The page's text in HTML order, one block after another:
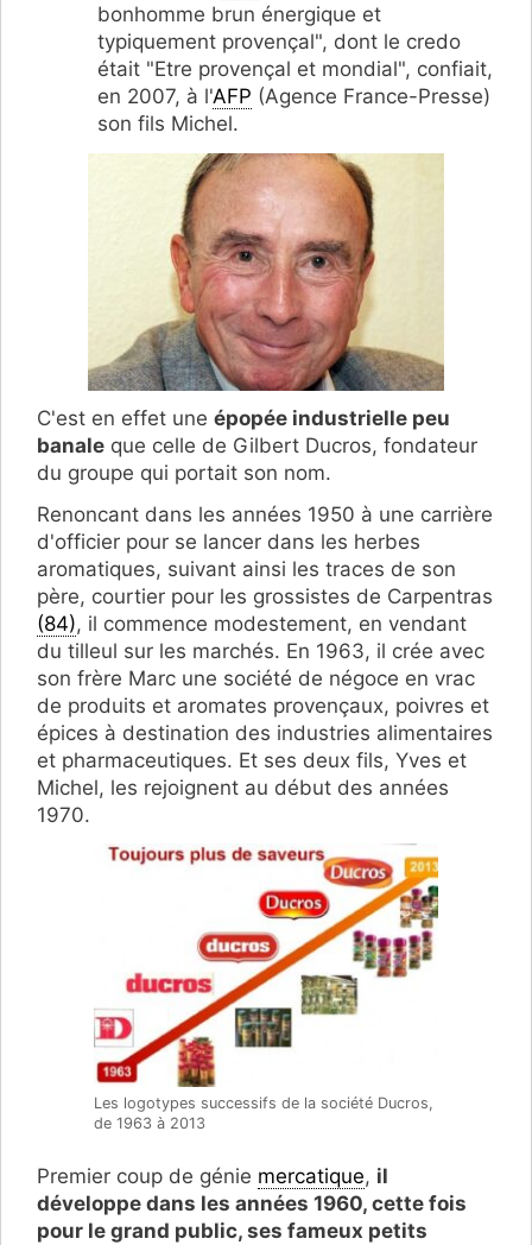
bonhomme brun énergique et
typiquement provençal", dont le credo
était "Etre provençal et mondial", confiait,
en 2007, à l'AFP (Agence France-Presse)
son fils Michel.
C'est en effet une épopée industrielle peu
banale que celle de Gilbert Ducros, fondateur
du groupe qui portait son nom.
Renoncant dans les années 1950 à une carrière
d'officier pour se lancer dans les herbes
aromatiques, suivant ainsi les traces de son
père, courtier pour les grossistes de Carpentras
(84), il commence modestement, en vendant
du tilleul sur les marchés. En 1963, il crée avec
son frère Marc une société de négoce en vrac
de produits et aromates provençaux, poivres et
épices à destination des industries alimentaires
et pharmaceutiques. Et ses deux fils, Yves et
Michel, les rejoignent au début des années
1970.
Les logotypes successifs de la société Ducros,
de 1963 à 2013
Premier coup de génie mercatique, il
développe dans les années 1960, cette fois
pour le grand public, ses fameux petits